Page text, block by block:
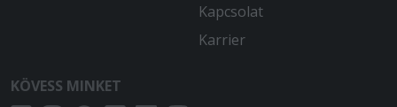
Kapcsolat
Karrier
KÖVESS MINKET